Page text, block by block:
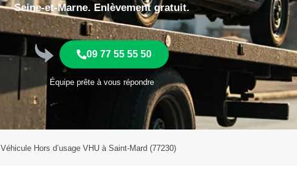
Seine-et-Marne. Enlèvement gratuit.
09 77 55 55 50
Équipe prête à vous répondre
Véhicule Hors d’usage VHU à Saint-Mard (77230)